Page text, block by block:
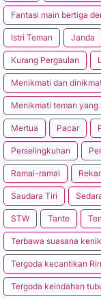
Fantasi main bertiga
Istri Teman Janda
Kurang Pergaulan
Menikmati dan
Menikmati teman
Mertua Pacar
Perselingkuhan
Ramai-ramai
Saudara Tiri
STW Tante
Terbawa suasana
Tergoda kecantikan
Tergoda keindahan